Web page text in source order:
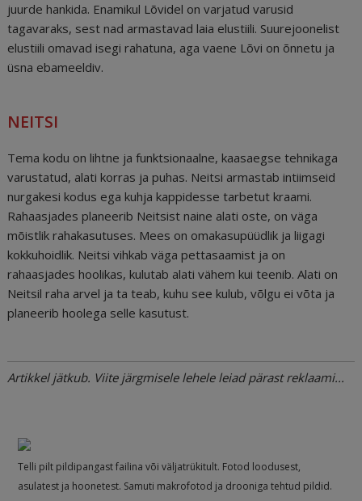
juurde hankida. Enamikul Lõvidel on varjatud varusid
tagavaraks, sest nad armastavad laia elustiili. Suurejoonelist
elustiili omavad isegi rahatuna, aga vaene Lõvi on õnnetu ja
üsna ebameeldiv.
NEITSI
Tema kodu on lihtne ja funktsionaalne, kaasaegse tehnikaga
varustatud, alati korras ja puhas. Neitsi armastab intiimseid
nurgakesi kodus ega kuhja kappidesse tarbetut kraami.
Rahaasjades planeerib Neitsist naine alati oste, on väga
mõistlik rahakasutuses. Mees on omakasupüüdlik ja liigagi
kokkuhoidlik. Neitsi vihkab väga pettasaamist ja on
rahaasjades hoolikas, kulutab alati vähem kui teenib. Alati on
Neitsil raha arvel ja ta teab, kuhu see kulub, võlgu ei võta ja
planeerib hoolega selle kasutust.
Artikkel jätkub. Viite järgmisele lehele leiad pärast reklaami...
Telli pilt pildipangast failina või väljatrükitult. Fotod loodusest,
asulatest ja hoonetest. Samuti makrofotod ja drooniga tehtud pildid.